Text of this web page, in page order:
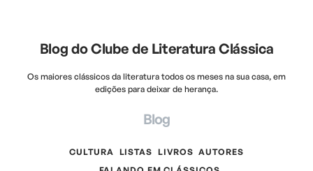
Blog do Clube de Literatura Clássica
Os maiores clássicos da literatura todos os meses na sua casa, em
edições para deixar de herança.
Blog
CULTURA LISTAS LIVROS AUTORES